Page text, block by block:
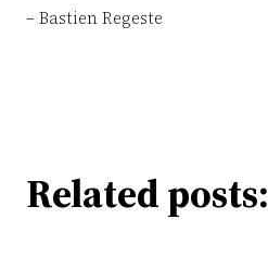
– Bastien Regeste
Related posts: